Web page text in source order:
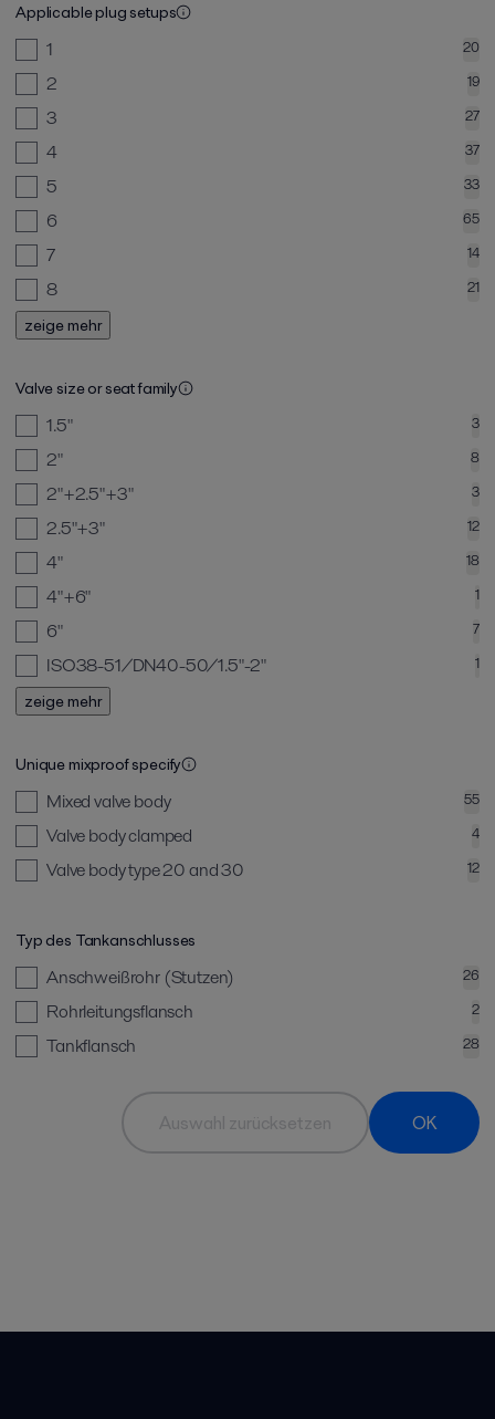
Applicable plug setups
1 20
2 19
3 27
4 37
5 33
6 65
7 14
8 21
zeige mehr
Valve size or seat family
1.5" 3
2" 8
2"+2.5"+3" 3
2.5"+3" 12
4" 18
4"+6" 1
6" 7
ISO38-51/DN40-50/1.5"-2" 1
zeige mehr
Unique mixproof specify
Mixed valve body 55
Valve body clamped 4
Valve body type 20 and 30 12
Typ des Tankanschlusses
Anschweißrohr (Stutzen) 26
Rohrleitungsflansch 2
Tankflansch 28
Auswahl zurücksetzen OK